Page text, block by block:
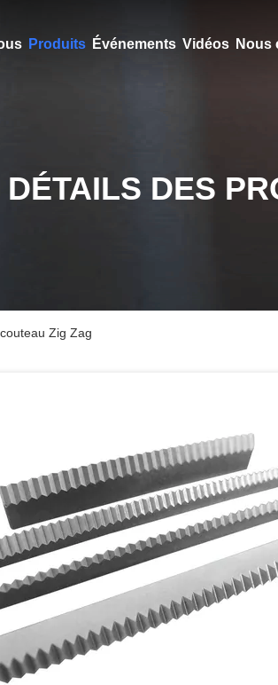
Produits Événements Vidéos Nous
DÉTAILS DES
Zig Zag